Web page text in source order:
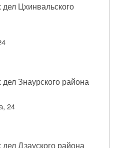
Цхинвальского
Знаурского района
24
Дзауского района